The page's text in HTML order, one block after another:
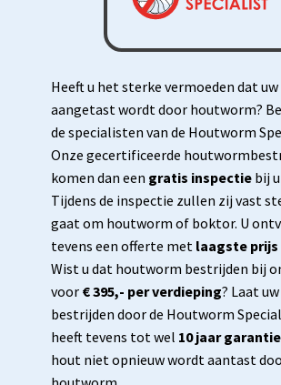
Heeft u het sterke vermoeden dat
aangetast wordt door houtworm?
de specialisten van de Houtworm
Onze gecertificeerde
komen dan een gratis inspectie bij
Tijdens de inspectie zullen zij vast
gaat om houtworm of boktor. U
tevens een offerte met laagste
Wist u dat houtworm bestrijden bij
voor € 395,- per verdieping? Laat
bestrijden door de Houtworm
heeft tevens tot wel 10 jaar garantie
hout niet opnieuw wordt aantast